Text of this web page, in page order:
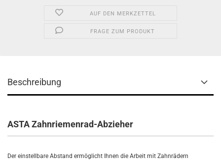
AUF DEN MERKZETTEL
FRAGE ZUM PRODUKT
Beschreibung
ASTA Zahnriemenrad-Abzieher
Der einstellbare Abstand ermöglicht Ihnen die Arbeit mit Zahnrädern